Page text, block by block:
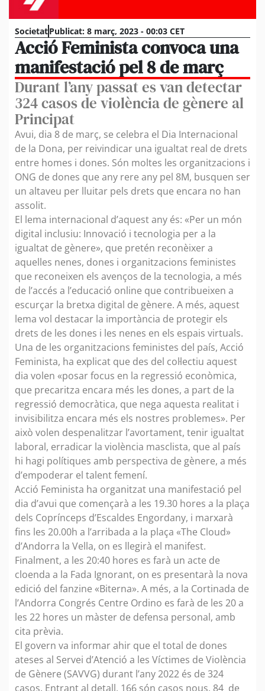
SocietatPublicat: 8 març, 2023 - 00:03 CET
Acció Feminista convoca una
manifestació pel 8 de març
Durant l’any passat es van detectar
324 casos de violència de gènere al
Principat
Avui, dia 8 de març, se celebra el Dia Internacional
de la Dona, per reivindicar una igualtat real de drets
entre homes i dones. Són moltes les organitzacions i
ONG de dones que any rere any pel 8M, busquen ser
un altaveu per lluitar pels drets que encara no han
assolit.
El lema internacional d’aquest any és: «Per un món
digital inclusiu: Innovació i tecnologia per a la
igualtat de gènere», que pretén reconèixer a
aquelles nenes, dones i organitzacions feministes
que reconeixen els avenços de la tecnologia, a més
de l’accés a l’educació online que contribueixen a
escurçar la bretxa digital de gènere. A més, aquest
lema vol destacar la importància de protegir els
drets de les dones i les nenes en els espais virtuals.
Una de les organitzacions feministes del país, Acció
Feminista, ha explicat que des del col·lectiu aquest
dia volen «posar focus en la regressió econòmica,
que precaritza encara més les dones, a part de la
regressió democràtica, que nega aquesta realitat i
invisibilitza encara més els nostres problemes». Per
això volen despenalitzar l’avortament, tenir igualtat
laboral, erradicar la violència masclista, que al país
hi hagi polítiques amb perspectiva de gènere, a més
d’empoderar el talent femení.
Acció Feminista ha organitzat una manifestació pel
dia d’avui que començarà a les 19.30 hores a la plaça
dels Coprínceps d’Escaldes Engordany, i marxarà
fins les 20.00h a l’arribada a la plaça «The Cloud»
d’Andorra la Vella, on es llegirà el manifest.
Finalment, a les 20:40 hores es farà un acte de
cloenda a la Fada Ignorant, on es presentarà la nova
edició del fanzine «Biterna». A més, a la Cortinada de
l’Andorra Congrés Centre Ordino es farà de les 20 a
les 22 hores un màster de defensa personal, amb
cita prèvia.
El govern va informar ahir que el total de dones
ateses al Servei d’Atenció a les Víctimes de Violència
de Gènere (SAVVG) durant l’any 2022 és de 324
casos. Entrant al detall, 166 són casos nous, 84 de